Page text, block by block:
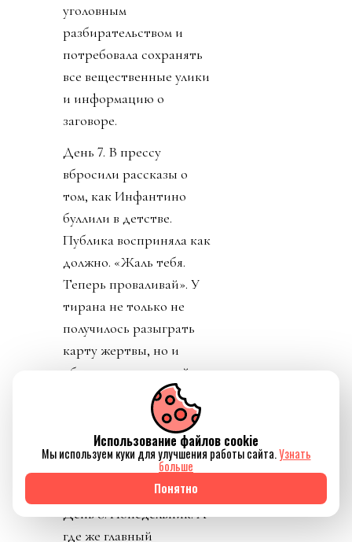
уголовным
разбирательством и
потребовала сохранять
все вещественные улики
и информацию о
заговоре.
День 7. В прессу
вбросили рассказы о
том, как Инфантино
буллили в детстве.
Публика восприняла как
должно. «Жаль тебя.
Теперь проваливай». У
тирана не только не
получилось разыграть
карту жертвы, но и
обнажило тотальный
отрыв диктатора от
реальности. Воистину,
тираны, жулики и
диктаторы так похожи
День 8. Понедельник. А
где же главный
Использование файлов cookie
Мы используем куки для улучшения работы сайта.Узнать
больше
Понятно